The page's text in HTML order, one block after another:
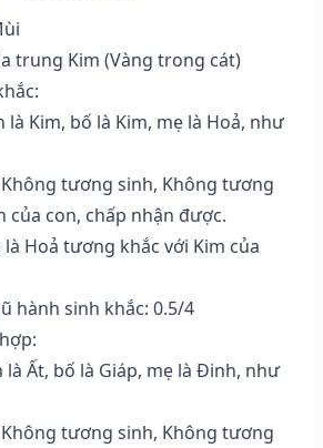
trung Kim (Vàng trong cát)
là Kim, bố là Kim, mẹ là Hoả, như
tương sinh, Không tương
của con, chấp nhận được.
Hoả tương khắc với Kim của
hành sinh khắc: 0.5/4
là Ất, bố là Giáp, mẹ là Đinh, như
tương sinh, Không tương